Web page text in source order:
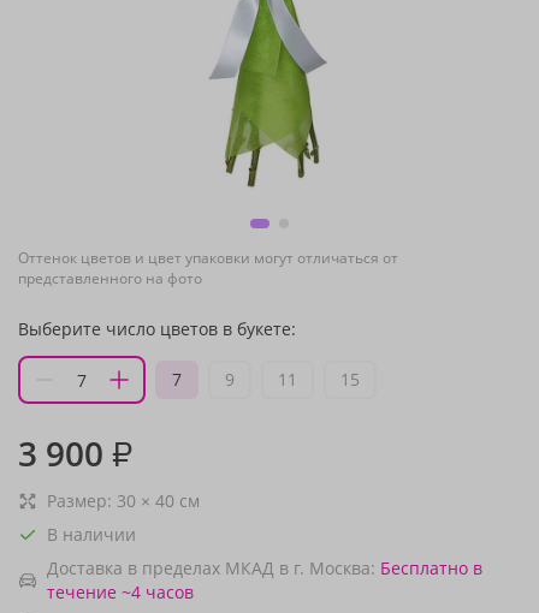
Оттенок цветов и цвет упаковки могут отличаться от
представленного на фото
Выберите число цветов в букете:
7 9 11 15
3 900 ₽
Размер: 30 × 40 см
В наличии
Доставка в пределах МКАД в г. Москва: Бесплатно в
течение ~4 часов